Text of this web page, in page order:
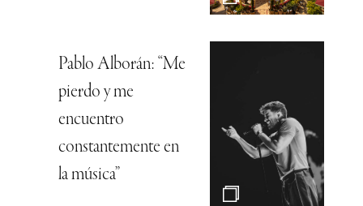
Pablo Alborán: “Me
pierdo y me
encuentro
constantemente en
la música”